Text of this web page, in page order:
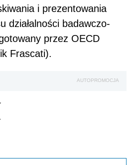
i prezentowania
działalności badawczo-
przez OECD
Frascati).
AUTOPROMOCJA